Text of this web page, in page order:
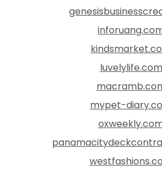
luvelylife.com
mypet-